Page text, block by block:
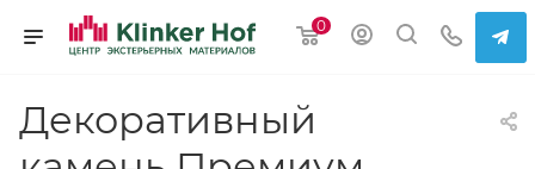
0
Декоративный